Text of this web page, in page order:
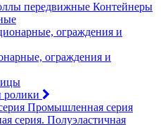
Контейнеры
ограждения и
ролики
Промышленная серия
серия. Полуэластичная